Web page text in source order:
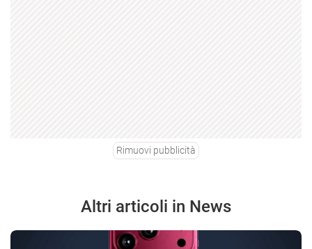
Rimuovi pubblicità
Altri articoli in News